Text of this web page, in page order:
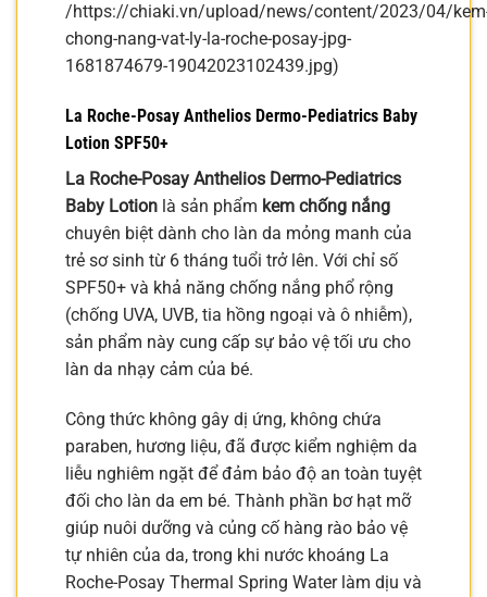
/https://chiaki.vn/upload/news/content/2023/04/
chong-nang-vat-ly-la-roche-posay-jpg-
1681874679-19042023102439.jpg)
La Roche-Posay Anthelios Dermo-Pediatrics Baby
Lotion SPF50+
La Roche-Posay Anthelios Dermo-Pediatrics
Baby Lotion là sản phẩm kem chống nắng
chuyên biệt dành cho làn da mỏng manh của
trẻ sơ sinh từ 6 tháng tuổi trở lên. Với chỉ số
SPF50+ và khả năng chống nắng phổ rộng
(chống UVA, UVB, tia hồng ngoại và ô nhiễm),
sản phẩm này cung cấp sự bảo vệ tối ưu cho
làn da nhạy cảm của bé.
Công thức không gây dị ứng, không chứa
paraben, hương liệu, đã được kiểm nghiệm da
liễu nghiêm ngặt để đảm bảo độ an toàn tuyệt
đối cho làn da em bé. Thành phần bơ hạt mỡ
giúp nuôi dưỡng và củng cố hàng rào bảo vệ
tự nhiên của da, trong khi nước khoáng La
Roche-Posay Thermal Spring Water làm dịu và